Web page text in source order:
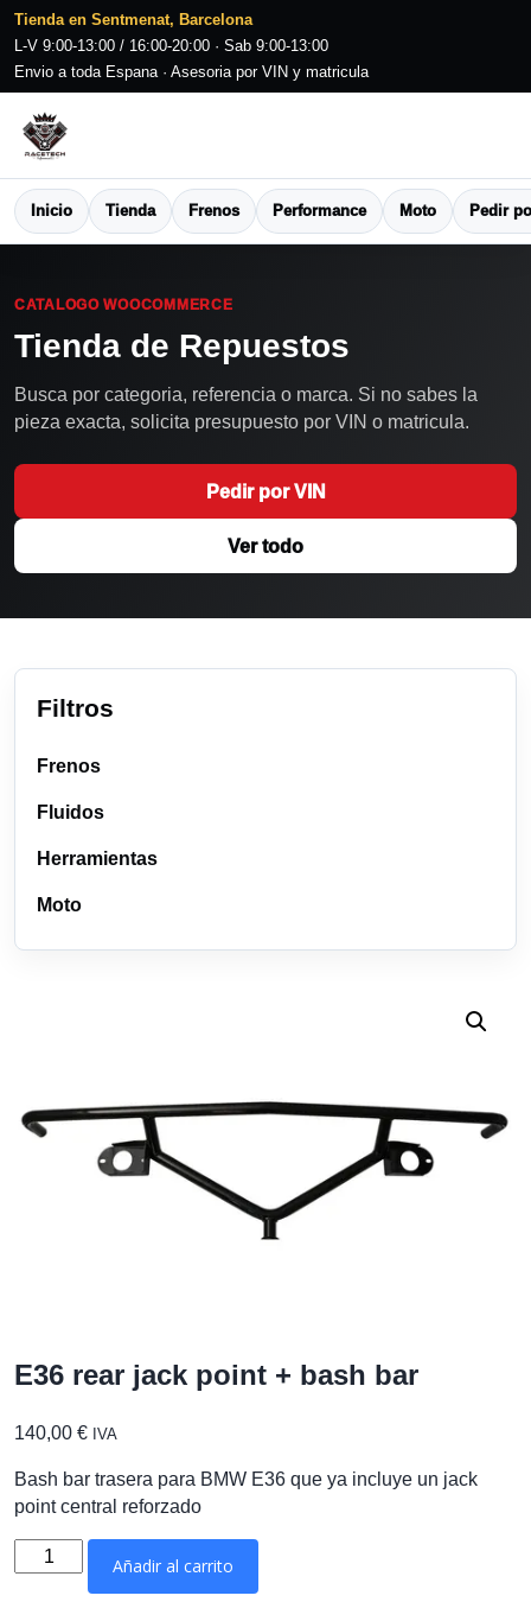
Tienda en Sentmenat, Barcelona
L-V 9:00-13:00 / 16:00-20:00 · Sab 9:00-13:00
Envio a toda Espana · Asesoria por VIN y matricula
Inicio Tienda Frenos Performance Moto Pedir
CATALOGO WOOCOMMERCE
Tienda de Repuestos
Busca por categoria, referencia o marca. Si no sabes la
pieza exacta, solicita presupuesto por VIN o matricula.
Pedir por VIN
Ver todo
Filtros
Frenos
Fluidos
Herramientas
Moto
E36 rear jack point + bash bar
140,00 € IVA
Bash bar trasera para BMW E36 que ya incluye un jack
point central reforzado
E36
rear
Añadir al carrito